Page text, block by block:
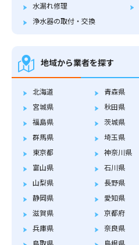
水漏れ修理
浄水器の取付・交換
地域から業者を探す
北海道 青森県
宮城県
秋田県
福島県
茨城県
群馬県
埼玉県
東京都
神奈川県
富山県
石川県
山梨県
長野県
静岡県
愛知県
滋賀県
京都府
兵庫県
奈良県